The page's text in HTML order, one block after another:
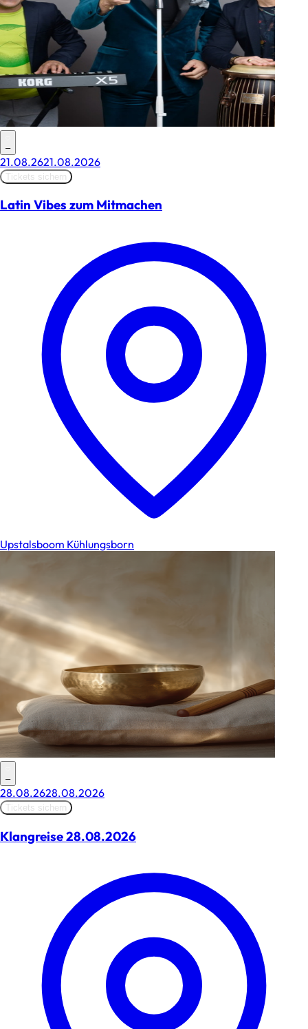
–
21.08.2621.08.2026
Tickets sichern
Latin Vibes zum Mitmachen
Upstalsboom Kühlungsborn
–
28.08.2628.08.2026
Tickets sichern
Klangreise 28.08.2026